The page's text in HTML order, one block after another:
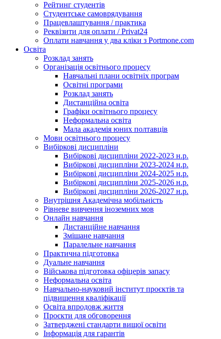
Рейтинг студентів
Студентське самоврядування
Працевлаштування / практика
Реквізити для оплати / Privat24
Оплати навчання у два кліки з Portmone.com
Освіта
Розклад занять
Організація освітнього процесу
Навчальні плани освітніх програм
Освітні програми
Розклад занять
Дистанційна освіта
Графіки освітнього процесу
Неформальна освіта
Мала академія юних полтавців
Мови освітнього процесу
Вибіркові дисципліни
Вибіркові дисципліни 2022-2023 н.р.
Вибіркові дисципліни 2023-2024 н.р.
Вибіркові дисципліни 2024-2025 н.р.
Вибіркові дисципліни 2025-2026 н.р.
Вибіркові дисципліни 2026-2027 н.р.
Внутрішня Академічна мобільність
Рівневе вивчення іноземних мов
Онлайн навчання
Дистанційне навчання
Змішане навчання
Паралельне навчання
Практична підготовка
Дуальне навчання
Військова підготовка офіцерів запасу
Неформальна освіта
Навчально-науковий інститут проєктів та
підвищення кваліфікації
Освіта впродовж життя
Проєкти для обговорення
Затверджені стандарти вищої освіти
Інформація для гарантів